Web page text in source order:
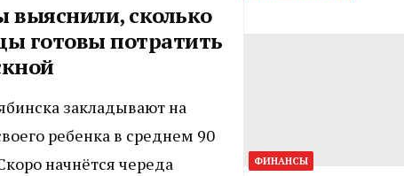
выяснили, сколько
готовы потратить
закладывают на
ребенка в среднем 90
начнётся череда
ФИНАНСЫ